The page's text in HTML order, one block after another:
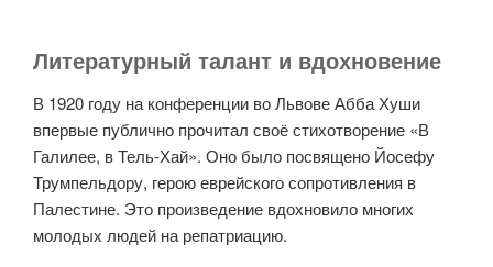
Литературный талант и вдохновение
В 1920 году на конференции во Львове Абба Хуши
впервые публично прочитал своё стихотворение «В
Галилее, в Тель-Хай». Оно было посвящено Йосефу
Трумпельдору, герою еврейского сопротивления в
Палестине. Это произведение вдохновило многих
молодых людей на репатриацию.